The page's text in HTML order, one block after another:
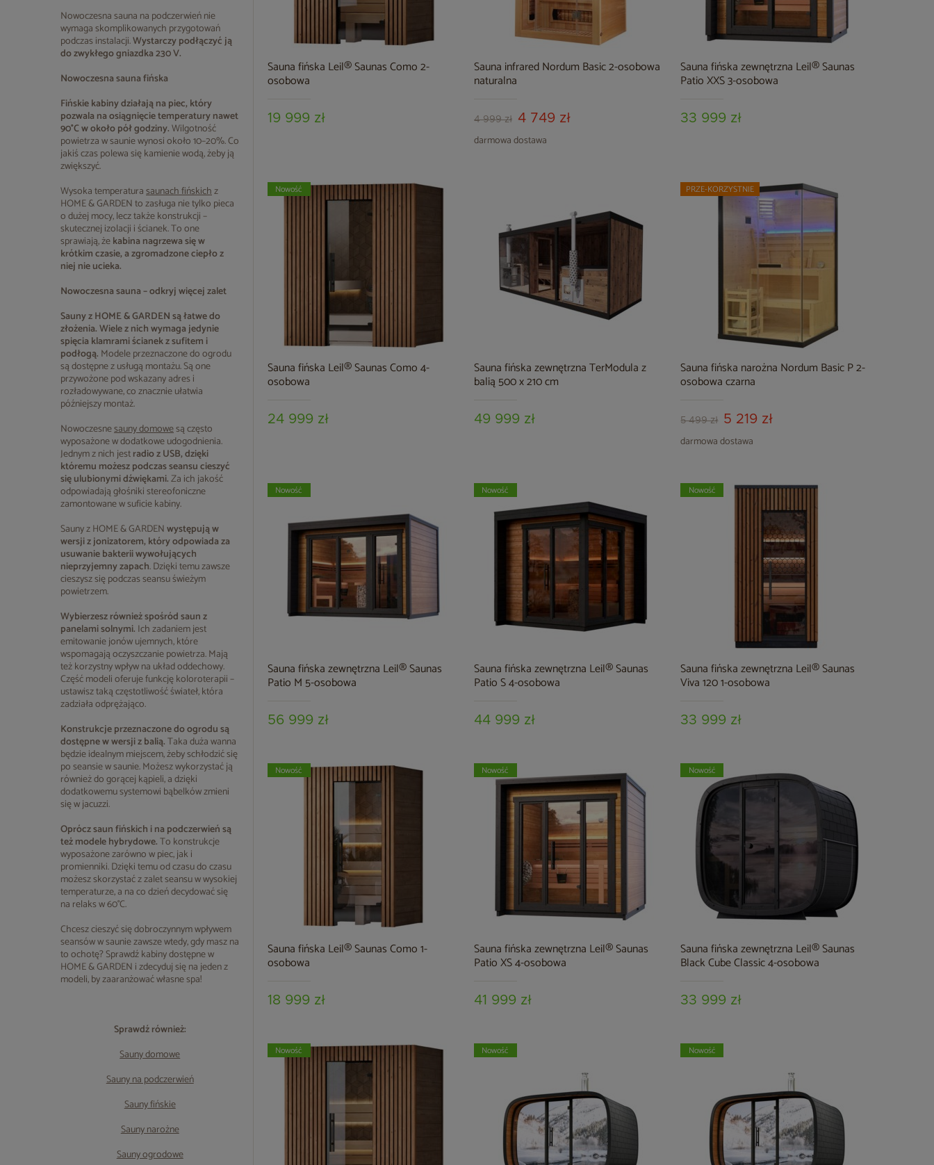
Nowoczesna sauna na podczerwień nie
wymaga skomplikowanych przygotowań
podczas instalacji.Wystarczy podłączyć ją
do zwykłego gniazdka 230 V.
Nowoczesna sauna fińska
Fińskie kabiny działają na piec, który
pozwala na osiągnięcie temperatury nawet
90°C w około pół godziny.Wilgotność
powietrza w saunie wynosi około 10–20%. Co
jakiś czas polewa się kamienie wodą, żeby ją
zwiększyć.
Wysoka temperaturasaunach fińskichz
HOME & GARDEN to zasługa nie tylko pieca
o dużej mocy, lecz także konstrukcji –
skutecznej izolacji i ścianek. To one
sprawiają, żekabina nagrzewa się w
krótkim czasie, a zgromadzone ciepło z
niej nie ucieka.
Nowoczesna sauna – odkryj więcej zalet
Sauny z HOME & GARDEN są łatwe do
złożenia. Wiele z nich wymaga jedynie
spięcia klamrami ścianek z sufitem i
podłogą. Modele przeznaczone do ogrodu
są dostępne z usługą montażu. Są one
przywożone pod wskazany adres i
rozładowywane, co znacznie ułatwia
późniejszy montaż.
Nowoczesnesauny domowesą często
wyposażone w dodatkowe udogodnienia.
Jednym z nich jestradio z USB, dzięki
któremu możesz podczas seansu cieszyć
się ulubionymi dźwiękami.Za ich jakość
odpowiadają głośniki stereofoniczne
zamontowane w suficie kabiny.
Sauny z HOME & GARDENwystępują w
wersji z jonizatorem, który odpowiada za
usuwanie bakterii wywołujących
nieprzyjemny zapach. Dzięki temu zawsze
cieszysz się podczas seansu świeżym
powietrzem.
Wybierzesz również spośród saun z
panelami solnymi. Ich zadaniem jest
emitowanie jonów ujemnych, które
wspomagają oczyszczanie powietrza. Mają
też korzystny wpływ na układ oddechowy.
Część modeli oferuje funkcję koloroterapii –
ustawisz taką częstotliwość świateł, która
zadziała odprężająco.
Konstrukcje przeznaczone do ogrodu są
dostępne w wersji z balią.Taka duża wanna
będzie idealnym miejscem, żeby schłodzić się
po seansie w saunie. Możesz wykorzystać ją
również do gorącej kąpieli, a dzięki
dodatkowemu systemowi bąbelków zmieni
się w jacuzzi.
Oprócz saun fińskich i na podczerwień są
też modele hybrydowe.To konstrukcje
wyposażone zarówno w piec, jak i
promienniki. Dzięki temu od czasu do czasu
możesz skorzystać z zalet seansu w wysokiej
temperaturze, a na co dzień decydować się
na relaks w 60°C.
Chcesz cieszyć się dobroczynnym wpływem
seansów w saunie zawsze wtedy, gdy masz na
to ochotę? Sprawdź kabiny dostępne w
HOME & GARDEN i zdecyduj się na jeden z
modeli, by zaaranżować własne spa!
Sprawdź również:
Sauny domowe
Sauny na podczerwień
Sauny fińskie
Sauny narożne
Sauny ogrodowe
Sauna fińska Leil® Saunas Como 2-
osobowa
19 999 zł
Sauna infrared Nordum Basic 2-osobowa
naturalna
4 999 zł 4 749 zł
darmowa dostawa
Sauna fińska zewnętrzna Leil® Saunas
Patio XXS 3-osobowa
33 999 zł
Sauna fińska Leil® Saunas Como 4-
osobowa
24 999 zł
Nowość
Sauna fińska zewnętrzna TerModula z
balią 500 x 210 cm
49 999 zł
Sauna fińska narożna Nordum Basic P 2-
osobowa czarna
5 499 zł 5 219 zł
darmowa dostawa
PRZE-KORZYSTNIE
Sauna fińska zewnętrzna Leil® Saunas
Patio M 5-osobowa
56 999 zł
Nowość
Sauna fińska zewnętrzna Leil® Saunas
Patio S 4-osobowa
44 999 zł
Nowość
Sauna fińska zewnętrzna Leil® Saunas
Viva 120 1-osobowa
33 999 zł
Nowość
Sauna fińska Leil® Saunas Como 1-
osobowa
18 999 zł
Nowość
Sauna fińska zewnętrzna Leil® Saunas
Patio XS 4-osobowa
41 999 zł
Nowość
Sauna fińska zewnętrzna Leil® Saunas
Black Cube Classic 4-osobowa
33 999 zł
Nowość
Nowość Nowość Nowość